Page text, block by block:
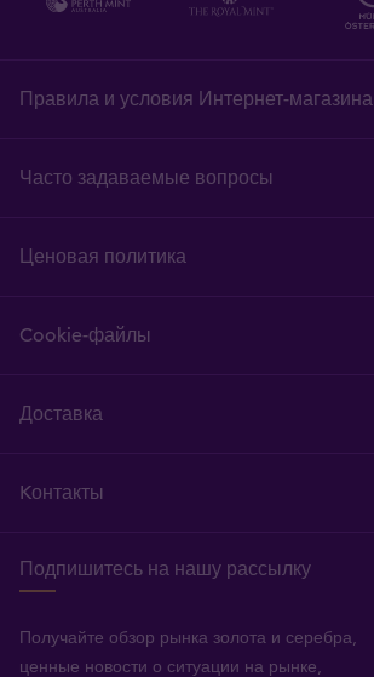
Правила и условия Интернет-магазина
Часто задаваемые вопросы
Ценовая политика
Cookie-файлы
Доставка
Kонтакты
Подпишитесь на нашу рассылку
Получайте обзор рынка золота и серебра,
ценные новости о ситуации на рынке,